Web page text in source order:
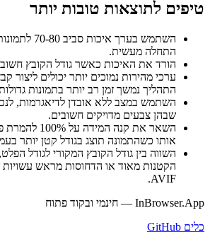
טיפים לתוצאות טובות יותר
השתמש בערך
התחלה מעשית.
הורד את האיכות כאשר גודל הקובץ חשוב
ערכי מהירות נמוכים יותר יכולים ליצור
התהליך נמשך זמן רב יותר בתמונות
השתמש במצב ללא אובדן לדיאגרמות,
שבהן צבעים מדויקים חשובים.
השאר את קנה
אותו כשהתמונה תוצג בגודל קטן יותר
השווה בין גודל הקובץ המקורי לגודל
הקטנות מאוד או הדחוסות מראש
AVIF.
InBrowser.App — חינמי ובקוד פתוח
כלים GitHub